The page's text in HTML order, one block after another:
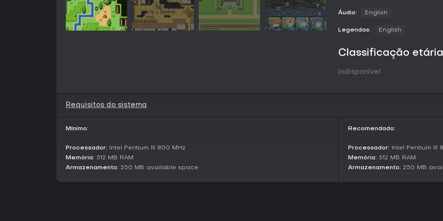
O jogo oferece um modo de
espirituais. Não há opções
No modo de história, side
desenvolvimento dos
principal é linear, com
corpo e usuários de magia,
Os antagonistas principais
Áudio: English
Legendas: English
Classificação etária
Indisponível
Requisitos do sistema
Mínimo:
Processador: Intel Pentium III 800 MHz
Memória: 512 MB RAM
Armazenamento: 250 MB available space
Recomendado:
Processador: Intel Pentium III
Memória: 512 MB RAM
Armazenamento: 250 MB